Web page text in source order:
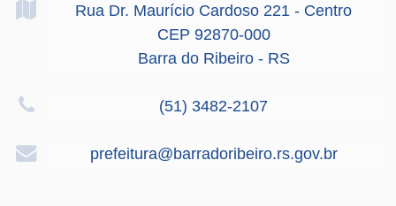
Rua Dr. Maurício Cardoso 221 - Centro
CEP 92870-000
Barra do Ribeiro - RS
(51) 3482-2107
prefeitura@barradoribeiro.rs.gov.br